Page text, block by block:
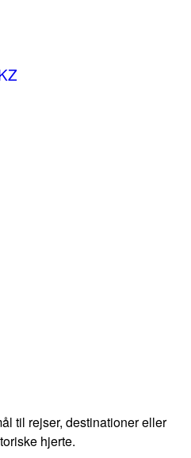
til rejser, destinationer eller
hjerte.